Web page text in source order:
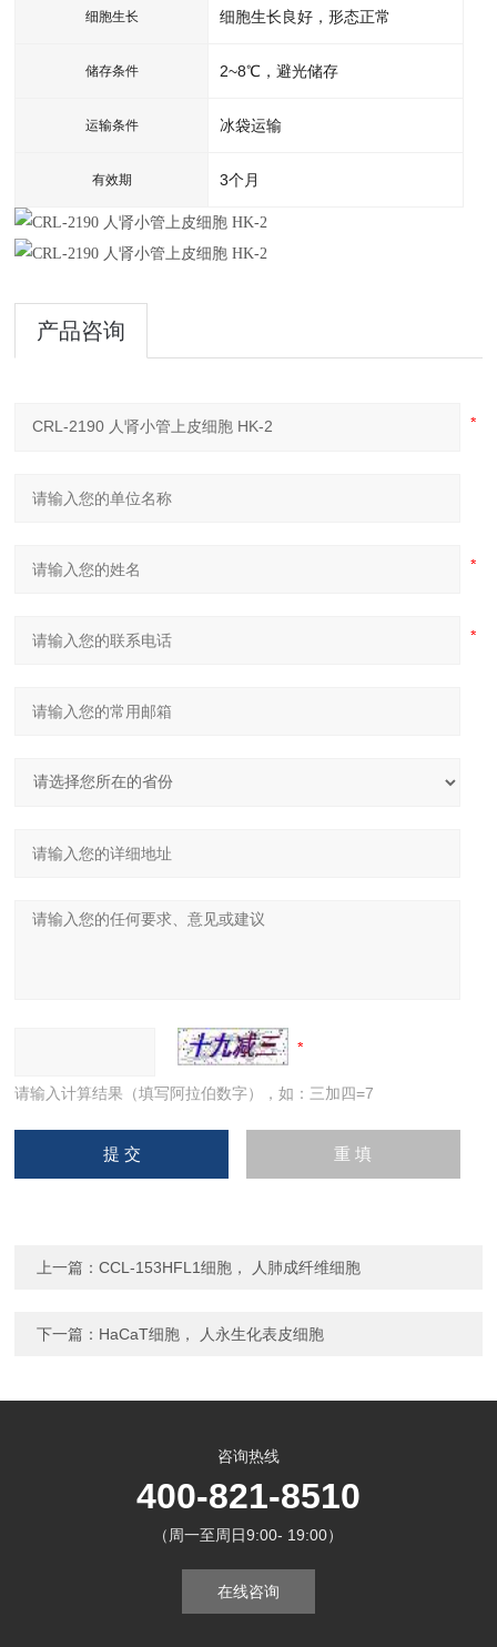
细胞生长 细胞生长良好，形态正常
储存条件 2~8℃，避光储存
运输条件 冰袋运输
有效期 3个月
产品咨询
请输入计算结果（填写阿拉伯数字），如：三加四=7
上一篇：CCL-153HFL1细胞， 人肺成纤维细胞
下一篇： HaCaT细胞， 人永生化表皮细胞
咨询热线
400-821-8510
（周一至周日9:00- 19:00）
在线咨询